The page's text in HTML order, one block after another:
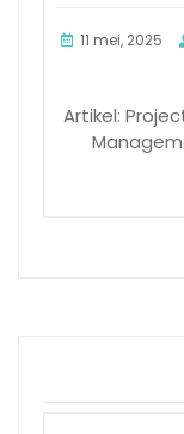
11 mei, 2025
Artikel: